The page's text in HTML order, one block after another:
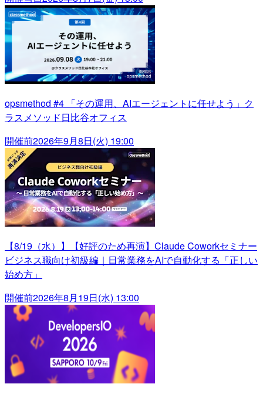
opsmethod #4 「その運用、AIエージェントに任せよう」ク
ラスメソッド日比谷オフィス
開催前2026年9月8日(火) 19:00
【8/19（水）】【好評のため再演】Claude Coworkセミナー
ビジネス職向け初級編｜日常業務をAIで自動化する「正しい
始め方」
開催前2026年8月19日(水) 13:00